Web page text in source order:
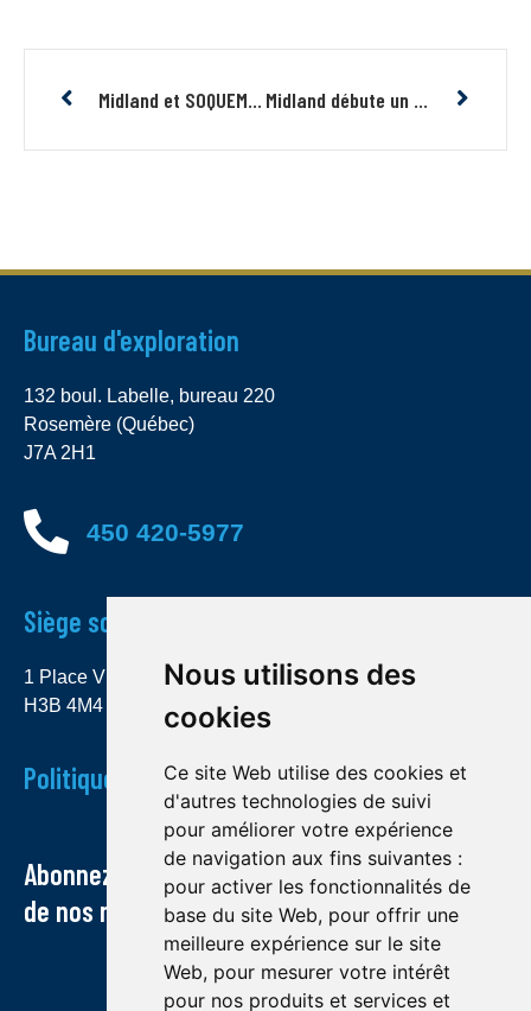
Nous utilisons des
cookies
Ce site Web utilise des cookies et
d'autres technologies de suivi
pour améliorer votre expérience
de navigation aux fins suivantes :
pour activer les fonctionnalités de
base du site Web, pour offrir une
meilleure expérience sur le site
Web, pour mesurer votre intérêt
pour nos produits et services et
Midland et SOQUEM démarrent leur campagne d’exploration 2024 dans la Fosse du Labrador, Québec Midland débute un programme d’exploration majeur au Nunavik, Québec, pour le nickel et le cuivre dans le cadre de son alliance stratégique avec BHP
Bureau d'exploration
132 boul. Labelle, bureau 220
Rosemère (Québec)
J7A 2H1
450 420-5977
Siège social
1 Place Ville Marie, bureau 4000 Montréal (Québec)
H3B 4M4
Politique de confidentialité
Abonnez-vous à notre infolettre et recevez
de nos nouvelles par courriel